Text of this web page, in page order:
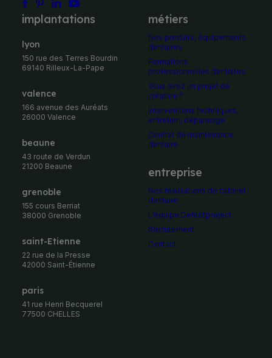
implantations
Lyon
150 rue des Terres Bourdin
69140 Rilleux-La-Pape
Valence
166 avenue des Auréats
26000 Valence
Beaune
43 route de Verdun
21200 Beaune
Grenoble
155 cours Berriat
38000 Grenoble
Saint-Etienne
22 rue de la Presse
42000 Saint-Étienne
Paris
41 rue Henri Becquerel
77500 CHELLES
métiers
Nos produits, équipements
dentaires
Formations
professionnelles dentistes
Vous avez un projet de
création ?
Interventions techniques,
entretien, dépannage
Contrat de maintenance
dentaire
entreprise
Nos réalisations de cabinet
dentaire
L’équipe Dentallproject
Recrutement
Contact